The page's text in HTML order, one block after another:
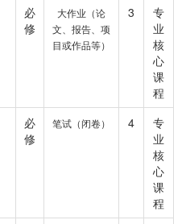
必
修
大作业（论
文、报告、项
目或作品等）
3
专
业
核
心
课
程
必
修
笔试（闭卷） 4
专
业
核
心
课
程